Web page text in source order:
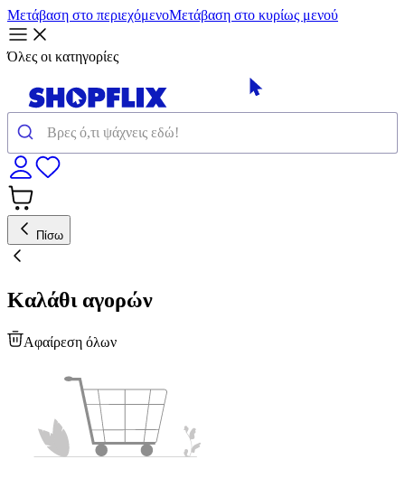
Μετάβαση στο περιεχόμενοΜετάβαση στο κυρίως μενού
Όλες οι κατηγορίες
Πίσω
Καλάθι αγορών
Αφαίρεση όλων